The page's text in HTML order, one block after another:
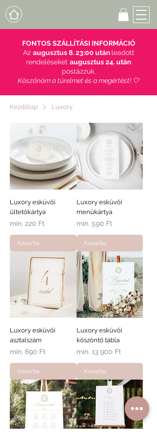
FONTOS SZÁLLÍTÁSI INFORMÁCIÓ
Az augusztus 8. 23:00 után leadott
rendeléseket augusztus 24. után
postázzuk.
Köszönöm a türelmet és a megértést! 🤍
Kezdőlap Luxory
Luxory esküvői
ültetőkártya
min. 220 Ft
Akciós ár
Kosárba
Luxory esküvői
menükártya
min. 590 Ft
Akciós ár
Kosárba
Luxory esküvői
asztalszám
min. 690 Ft
Akciós ár
Kosárba
Luxory esküvői
köszöntő tábla
min. 13 900 Ft
Akciós ár
Kosárba